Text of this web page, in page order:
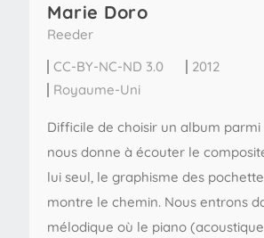
Marie Doro
Reeder
CC-BY-NC-ND 3.0
2012
Royaume-Uni
Difficile de choisir un album parmi
nous donne à écouter le
lui seul, le graphisme des
montre le chemin. Nous entrons
mélodique où le piano